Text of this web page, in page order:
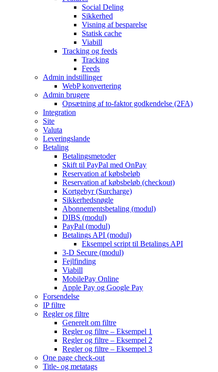
Social Deling
Sikkerhed
Visning af besparelse
Statisk cache
Viabill
Tracking og feeds
Tracking
Feeds
Admin indstillinger
WebP konvertering
Admin brugere
Opsætning af to-faktor godkendelse (2FA)
Integration
Site
Valuta
Leveringslande
Betaling
Betalingsmetoder
Skift til PayPal med OnPay
Reservation af købsbeløb
Reservation af købsbeløb (checkout)
Kortgebyr (Surcharge)
Sikkerhedsnøgle
Abonnementsbetaling (modul)
DIBS (modul)
PayPal (modul)
Betalings API (modul)
Eksempel script til Betalings API
3-D Secure (modul)
Fejlfinding
Viabill
MobilePay Online
Apple Pay og Google Pay
Forsendelse
IP filtre
Regler og filtre
Generelt om filtre
Regler og filtre – Eksempel 1
Regler og filtre – Eksempel 2
Regler og filtre – Eksempel 3
One page check-out
Title- og metatags